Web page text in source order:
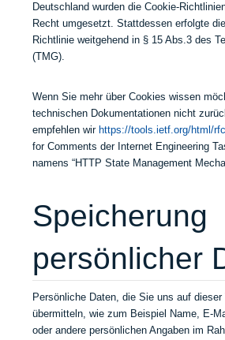
Deutschland wurden die Cookie-
Recht umgesetzt. Stattdessen erfolgte
Richtlinie weitgehend in § 15 Abs.3 des
(TMG).
Wenn Sie mehr über Cookies wissen
technischen Dokumentationen nicht
empfehlen wir https://tools.ietf.org/html/
for Comments der Internet Engineering
namens “HTTP State Management
Speicherung
persönlicher
Persönliche Daten, die Sie uns auf
übermitteln, wie zum Beispiel Name, E-
oder andere persönlichen Angaben im